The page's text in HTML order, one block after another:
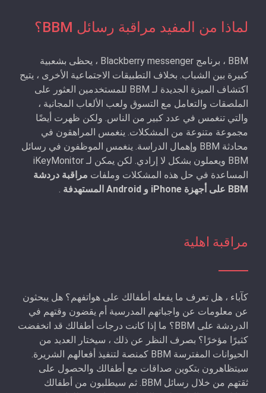
لماذا من المفيد مراقبة رسائل BBM؟
BBM ، برنامج Blackberry messenger ، يحظى بشعبية
كبيرة بين الشباب. بخلاف التطبيقات الاجتماعية الأخرى ، يتيح
اكتشاف الميزة الجديدة لـ BBM للمستخدمين العثور على
الملصقات والتعامل مع التسوق ولعب الألعاب المجانية ،
والتي تنغمس في عدد كبير من الناس. ولكن ظهرت أيضًا
مجموعة متنوعة من المشكلات. ينغمس المراهقون في
محادثة BBM وإهمال الدراسة. ينغمس الموظفون في رسائل
BBM ويعملون بشكل لا إرادي. لكن يمكن لـ iKeyMonitor
المساعدة في حل هذه المشكلات وملفات مراقبة دردشة
BBM على أجهزة iPhone و Android المستهدفة
.
مراقبة اهلية
كآباء ، هل تعرف ما يفعله أطفالك على هواتفهم؟ هل يبحثون
عن معلومات عن واجباتهم المدرسية أم يقضون وقتهم في
الدردشة على BBM؟ ما إذا كانت درجات أطفالك قد انخفضت
كثيرًا مؤخرًا؟ بصرف النظر عن ذلك ، سيختار العديد من
الحيوانات المفترسة BBM كمنصة لتنفيذ أفعالهم الشريرة.
سيتظاهرون بتكوين صداقات مع أطفالك والحصول على
ثقتهم من خلال رسائل BBM. ثم سيطلبون من أطفالك